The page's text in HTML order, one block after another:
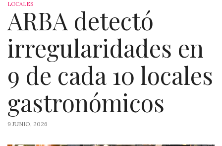
LOCALES
ARBA detectó
irregularidades en
9 de cada 10 locales
gastronómicos
9 JUNIO, 2026